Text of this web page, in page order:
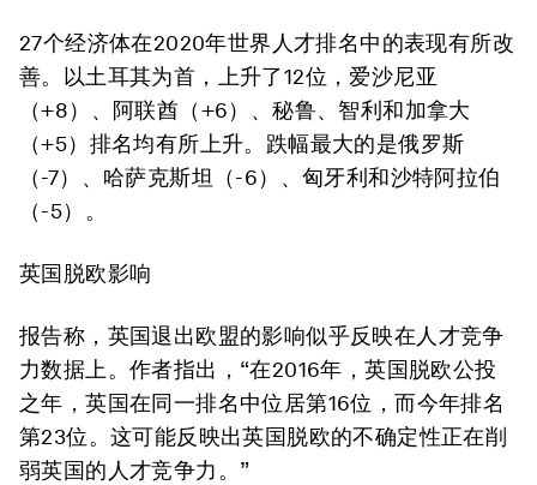
27个经济体在2020年世界人才排名中的表现有所改
善。以土耳其为首，上升了12位，爱沙尼亚
（+8）、阿联酋（+6）、秘鲁、智利和加拿大
（+5）排名均有所上升。跌幅最大的是俄罗斯
（-7）、哈萨克斯坦（-6）、匈牙利和沙特阿拉伯
（-5）。
英国脱欧影响
报告称，英国退出欧盟的影响似乎反映在人才竞争
力数据上。作者指出，“在2016年，英国脱欧公投
之年，英国在同一排名中位居第16位，而今年排名
第23位。这可能反映出英国脱欧的不确定性正在削
弱英国的人才竞争力。”